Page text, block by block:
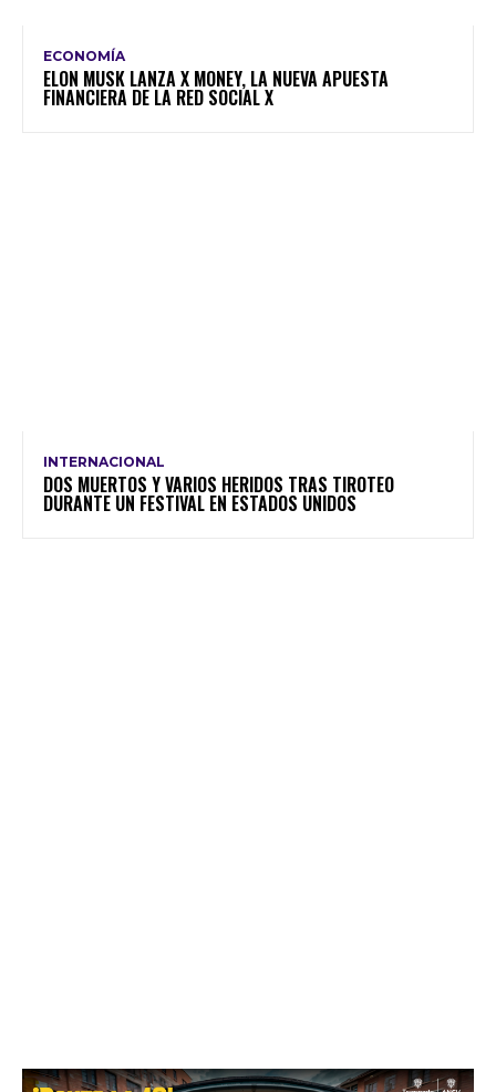
ECONOMÍA
ELON MUSK LANZA X MONEY, LA NUEVA APUESTA
FINANCIERA DE LA RED SOCIAL X
INTERNACIONAL
DOS MUERTOS Y VARIOS HERIDOS TRAS TIROTEO
DURANTE UN FESTIVAL EN ESTADOS UNIDOS